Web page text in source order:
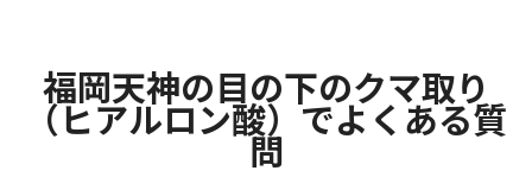
福岡天神の目の下のクマ取り
（ヒアルロン酸）でよくある質
問